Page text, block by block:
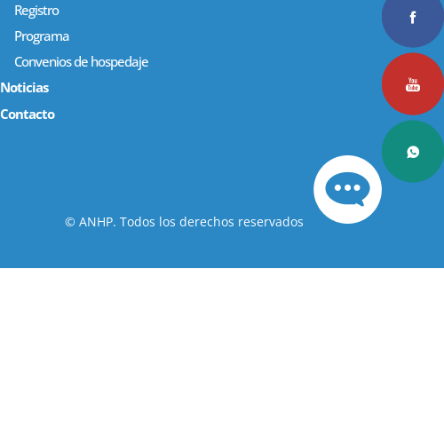
Registro
Programa
Convenios de hospedaje
Noticias
Contacto
© ANHP. Todos los derechos reservados